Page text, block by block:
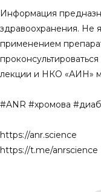
Информация
здравоохранения. Не
применением
лекции и НКО «АИН»
#ANR #хромова
https://anr.science
https://t.me/anrscience